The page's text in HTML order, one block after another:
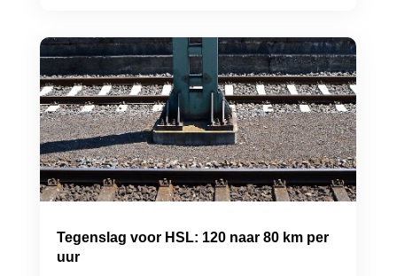
Tegenslag voor HSL: 120 naar 80 km per
uur